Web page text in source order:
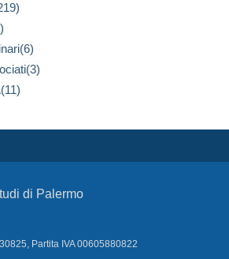
di Palermo
Partita IVA 00605880822